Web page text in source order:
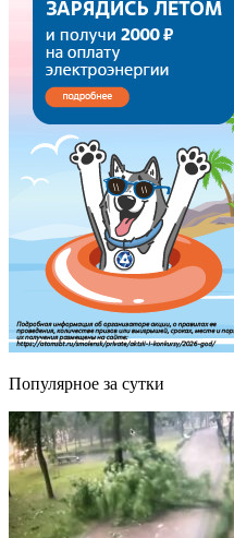
Популярное за сутки